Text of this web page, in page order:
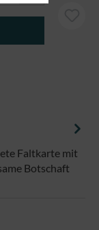
Faltkarte mit
Botschaft